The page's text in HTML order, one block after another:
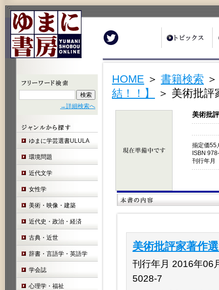
→詳細検索へ
ゆまに学芸選書ULULA
環境問題
近代文学
女性学
美術・映像・建築
近代史・政治・経済
古典・近世
辞書・言語学・英語学
学会誌
心理学・福祉
HOME ＞ 書籍検索
結！！】
＞ 美術批
美術批
揃定価
ISBN
刊行年
美術批評家著作
刊行年月 2016年06
5028-7